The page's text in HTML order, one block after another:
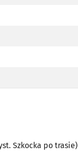
PO TRASIE)
Szkocka po trasie)